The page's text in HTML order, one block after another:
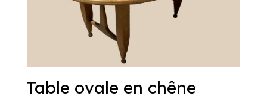
Table ovale en chêne